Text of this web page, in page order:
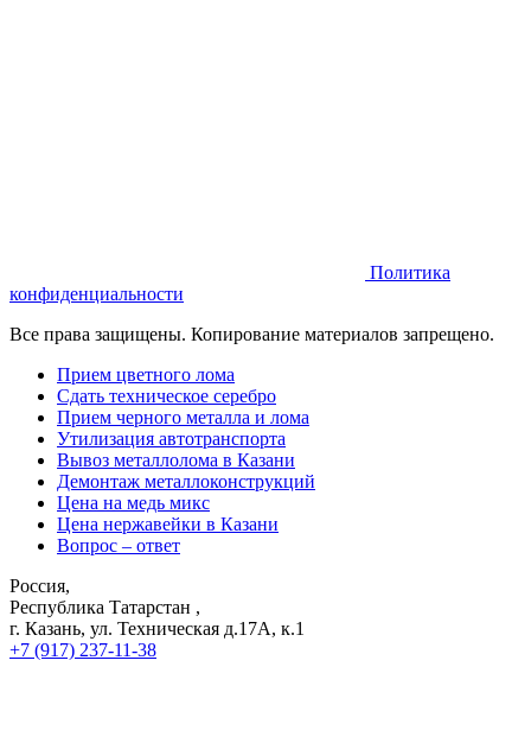
Политика
конфиденциальности
Все права защищены. Копирование материалов запрещено.
Прием цветного лома
Сдать техническое серебро
Прием черного металла и лома
Утилизация автотранспорта
Вывоз металлолома в Казани
Демонтаж металлоконструкций
Цена на медь микс
Цeна нержавейки в Казaни
Вопрос – ответ
Россия,
Республика Татарстан ,
г. Казань, ул. Техническая д.17А, к.1
+7 (917) 237-11-38